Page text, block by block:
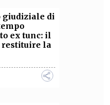
giudiziale di
ex tunc: il
restituire la